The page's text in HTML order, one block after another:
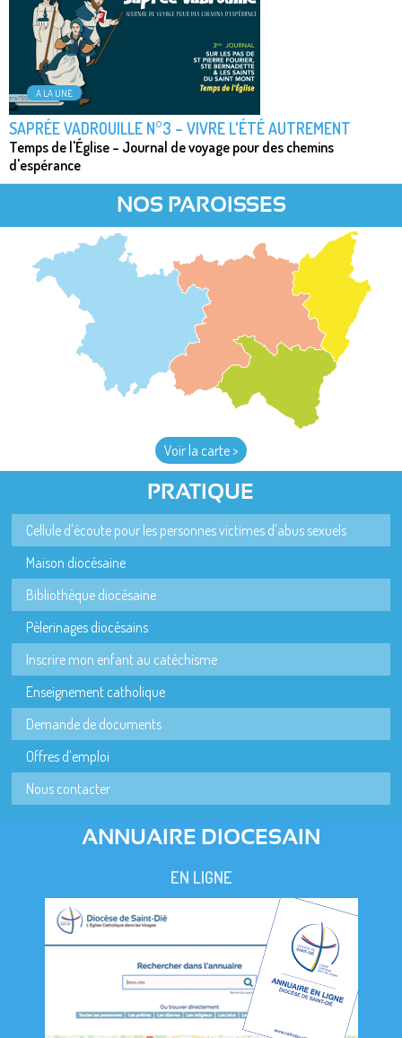
A LA UNE
SAPRÉE VADROUILLE N°3 – VIVRE L'ÉTÉ AUTREMENT
Temps de l'Église – Journal de voyage pour des chemins
d'espérance
NOS PAROISSES
Voir la carte >
PRATIQUE
Cellule d'écoute pour les personnes victimes d'abus sexuels
Maison diocésaine
Bibliothèque diocésaine
Pèlerinages diocésains
Inscrire mon enfant au catéchisme
Enseignement catholique
Demande de documents
Offres d'emploi
Nous contacter
ANNUAIRE DIOCESAIN
EN LIGNE